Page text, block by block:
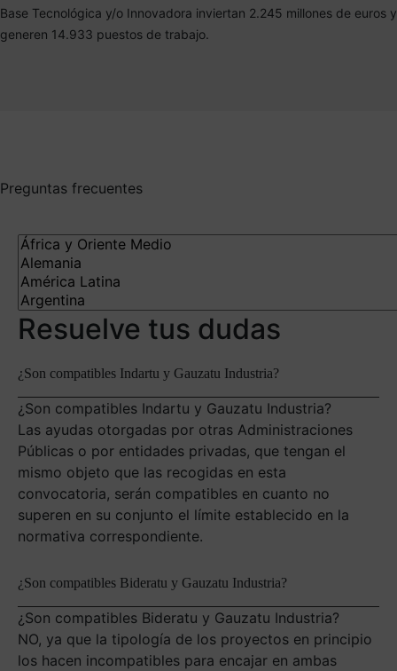
Base Tecnológica y/o Innovadora inviertan 2.245 millones de euros y
generen 14.933 puestos de trabajo.
Preguntas frecuentes
Resuelve tus dudas
¿Son compatibles Indartu y Gauzatu Industria?
¿Son compatibles Indartu y Gauzatu Industria?
Las ayudas otorgadas por otras Administraciones
Públicas o por entidades privadas, que tengan el
mismo objeto que las recogidas en esta
convocatoria, serán compatibles en cuanto no
superen en su conjunto el límite establecido en la
normativa correspondiente.
¿Son compatibles Bideratu y Gauzatu Industria?
¿Son compatibles Bideratu y Gauzatu Industria?
NO, ya que la tipología de los proyectos en principio
los hacen incompatibles para encajar en ambas